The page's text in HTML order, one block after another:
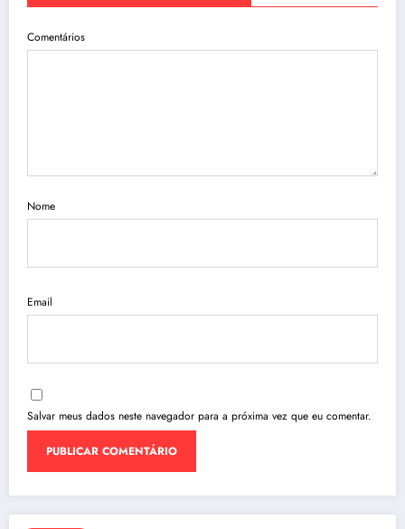
Comentários
Nome
Email
Salvar meus dados neste navegador para a próxima vez que eu comentar.